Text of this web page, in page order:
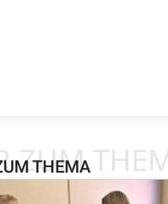
THEMA
ZUM